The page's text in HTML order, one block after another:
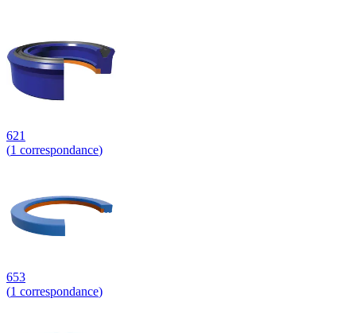
621
(1 correspondance)
653
(1 correspondance)